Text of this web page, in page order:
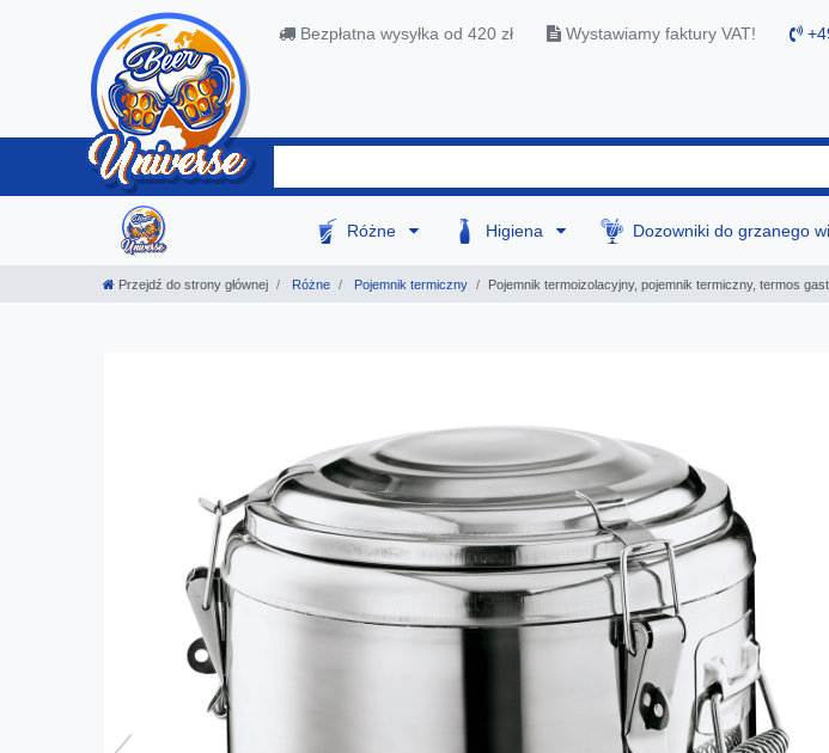
Bezpłatna wysyłka od 420 zł Wystawiamy faktury VAT!
Różne Higiena Dozowniki do grzanego
Przejdź do strony głównej Różne Pojemnik termiczny Pojemnik termoizolacyjny, pojemnik termiczny, termos